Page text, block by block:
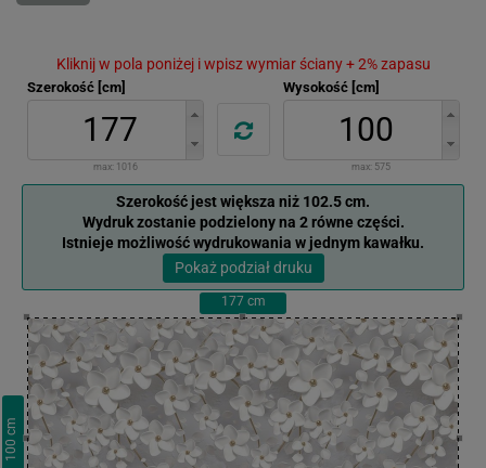
Kliknij w pola poniżej i wpisz wymiar ściany + 2% zapasu
Szerokość [cm]
max: 1016
Wysokość [cm]
max: 575
Szerokość jest większa niż 102.5 cm.
Wydruk zostanie podzielony na 2 równe części.
Istnieje możliwość wydrukowania w jednym kawałku.
Pokaż podział druku
177 cm
100
cm